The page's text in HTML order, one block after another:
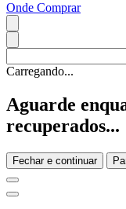
Onde Comprar
Carregando...
Aguarde
recuperados...
Fechar e continuar